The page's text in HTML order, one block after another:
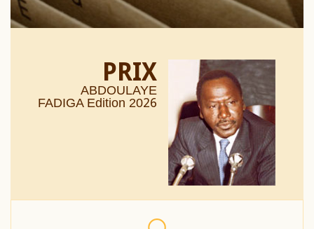
PRIX
ABDOULAYE
FADIGA Edition 2026